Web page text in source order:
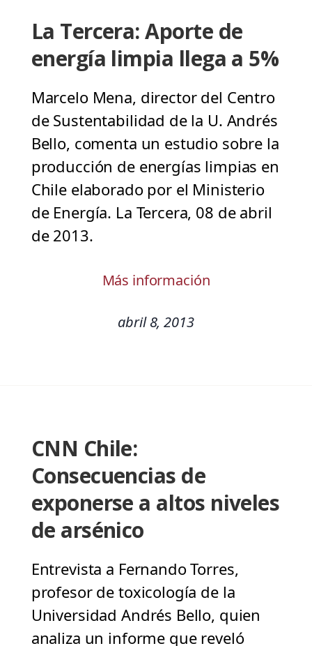
La Tercera: Aporte de
energía limpia llega a 5%
Marcelo Mena, director del Centro
de Sustentabilidad de la U. Andrés
Bello, comenta un estudio sobre la
producción de energías limpias en
Chile elaborado por el Ministerio
de Energía. La Tercera, 08 de abril
de 2013.
Más información
abril 8, 2013
CNN Chile:
Consecuencias de
exponerse a altos niveles
de arsénico
Entrevista a Fernando Torres,
profesor de toxicología de la
Universidad Andrés Bello, quien
analiza un informe que reveló